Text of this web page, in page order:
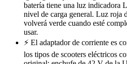
batería tiene una luz indicadora
nivel de carga general. Luz roja
volverá verde cuando esté
usar.
⚡ El adaptador de corriente es
los tipos de scooters eléctricos